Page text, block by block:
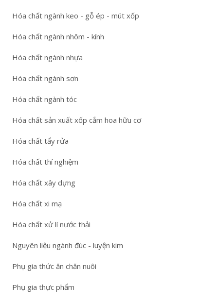
Hóa chất ngành keo - gỗ ép - mút xốp
Hóa chất ngành nhôm - kính
Hóa chất ngành nhựa
Hóa chất ngành sơn
Hóa chất ngành tóc
Hóa chất sản xuất xốp cắm hoa hữu cơ
Hóa chất tẩy rửa
Hóa chất thí nghiệm
Hóa chất xây dựng
Hóa chất xi mạ
Hóa chất xử lí nước thải
Nguyên liệu ngành đúc - luyện kim
Phụ gia thức ăn chăn nuôi
Phụ gia thực phẩm